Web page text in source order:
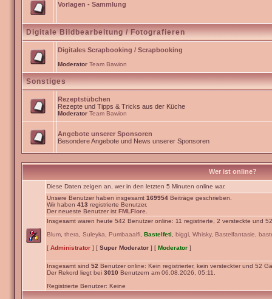
Vorlagen - Sammlung
Digitale Bildbearbeitung / Fotografieren
Digitales Scrapbooking / Scrapbooking
Moderator Team Bawion
Sonstiges
Rezeptstübchen
Rezepte und Tipps & Tricks aus der Küche
Moderator Team Bawion
Angebote unserer Sponsoren
Besondere Angebote und News unserer Sponsoren
Wer ist online?
Diese Daten zeigen an, wer in den letzten 5 Minuten online war.
Unsere Benutzer haben insgesamt 169954 Beiträge geschrieben.
Wir haben 413 registrierte Benutzer.
Der neueste Benutzer ist FMLFlore
Insgesamt waren heute 542 Benutzer online: 11 registrierte, 2 versteckte und
Blum thera Suleyka Pumbaaalfi Bastelfeti biggi Whisky, Bastelfantasie
[ Administrator ] [ Super Moderator ] [ Moderator ]
Insgesamt sind 52 Benutzer online: Kein registrierter, kein versteckter und 52
Der Rekord liegt bei 3010 Benutzern am 06.08.2026, 05:11.
Registrierte Benutzer: Keine